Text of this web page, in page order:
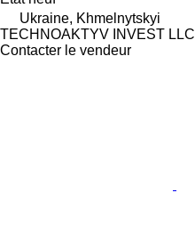
Ukraine, Khmelnytskyi
TECHNOAKTYV INVEST LLC
Contacter le vendeur